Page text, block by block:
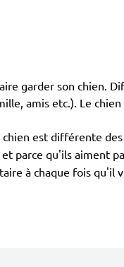
garder son chien.
amis etc.). Le
est différente
parce qu'ils aiment
à chaque fois qu'il